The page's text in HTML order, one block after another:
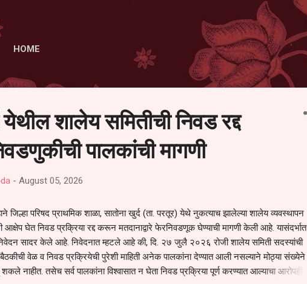
HOME
येथील शालेय समितीची निवड रद्द
पालकांची मागणी
- August 05, 2026
जिल्हा परिषद प्राथमिक शाळा, सातोना खुर्द (ता. परतूर) येथे नुकत्याच झालेल्या शालेय व्यवस्थापन
आक्षेप घेत निवड प्रक्रिया रद्द करून मतदानाद्वारे फेरनिवडणूक घेण्याची मागणी केली आहे. यासंदर्भात
सादर केले आहे. निवेदनात म्हटले आहे की, दि. २७ जुलै २०२६ रोजी शालेय समिती सदस्यांची
वेळ व निवड प्रक्रियेची पुरेशी माहिती अनेक पालकांना देण्यात आली नसल्याने मोठ्या संख्येने
नाहीत. तसेच सर्व पालकांना विश्वासात न घेता निवड प्रक्रिया पूर्ण करण्यात आल्याचा आरोपही